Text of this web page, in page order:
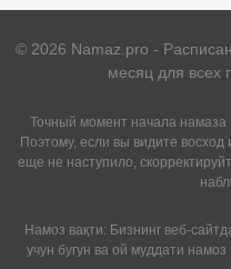
© 2026 Namaz.pro -
месяц для всех
Точный момент начала намаза
Поэтому, если вы видите
еще не наступило,
Намоз вақти: Бизнинг веб-
учун бугун ва ой муддати